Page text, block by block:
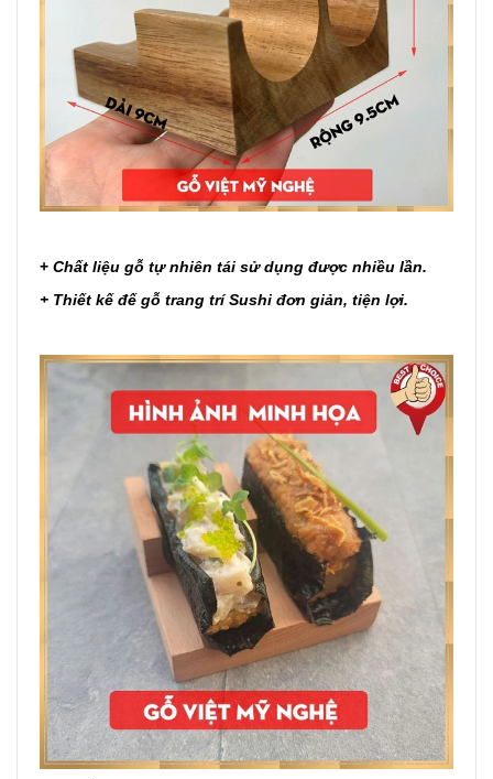
+ Chất liệu gỗ tự nhiên tái sử dụng được nhiều lần.
+ Thiết kế đế gỗ trang trí Sushi đơn giản, tiện lợi.